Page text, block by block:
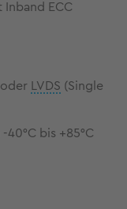
Inband ECC
oder
LVDS (Single
bis +85°C